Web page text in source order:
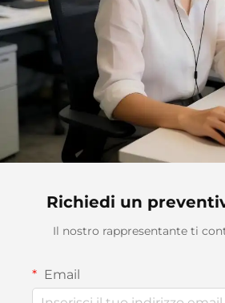
Richiedi un
Il nostro rappresentante ti
Email